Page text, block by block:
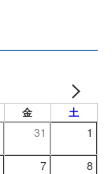
金 土
31 1
7 8